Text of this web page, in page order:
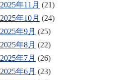
2025年11月 (21)
2025年10月 (24)
2025年9月 (25)
2025年8月 (22)
2025年7月 (26)
2025年6月 (23)